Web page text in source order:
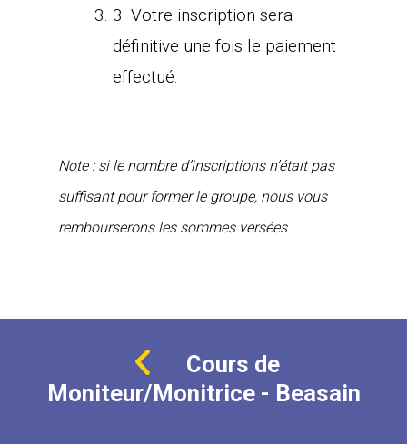
3. Votre inscription sera
définitive une fois le paiement
effectué.
Note : si le nombre d’inscriptions n’était pas
suffisant pour former le groupe, nous vous
rembourserons les sommes versées.
Cours de
Moniteur/Monitrice - Beasain